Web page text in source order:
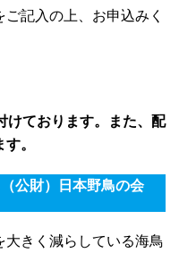
記入の上、お申込みく
ております。また、配
。
公財）日本野鳥の会
大きく減らしている海鳥